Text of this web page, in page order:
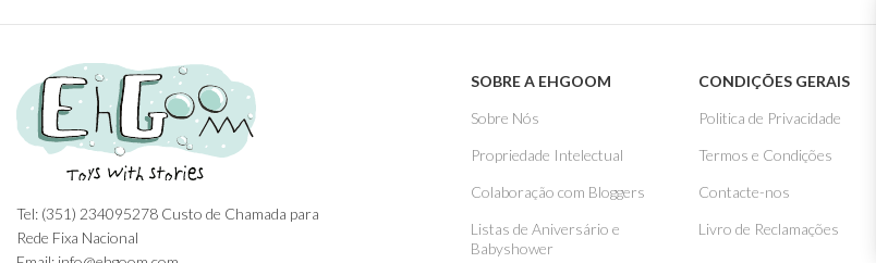
Tel: (351) 234095278 Custo de Chamada para
Rede Fixa Nacional
SOBRE A EHGOOM
Sobre Nós
Propriedade Intelectual
Colaboração com Bloggers
Listas de Aniversário e
Babyshower
CONDIÇÕES GERAIS
Politica de Privacidade
Termos e Condições
Contacte-nos
Livro de Reclamações